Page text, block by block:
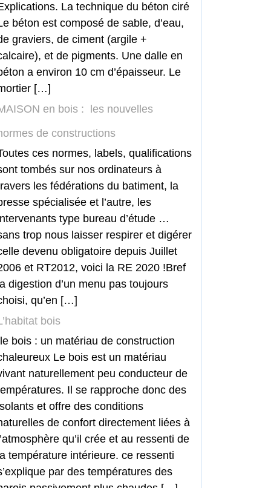
La technique du béton ciré
béton est composé de sable, d’eau,
graviers, de ciment (argile +
et de pigments. Une dalle en
a environ 10 cm d’épaisseur. Le
[…]
en bois : les nouvelles
de constructions
ces normes, labels, qualifications
tombés sur nos ordinateurs à
les fédérations du batiment, la
spécialisée et l’autre, les
type bureau d’étude …
trop nous laisser respirer et digérer
devenu obligatoire depuis Juillet
et RT2012, voici la RE 2020 !Bref
la digestion d’un menu pas toujours
qu’en […]
bois
le bois : un matériau de construction
Le bois est un matériau
naturellement peu conducteur de
Il se rapproche donc des
et offre des conditions
de confort directement liées à
l’atmosphère qu’il crée et au ressenti de
la température intérieure. ce ressenti
par des températures des